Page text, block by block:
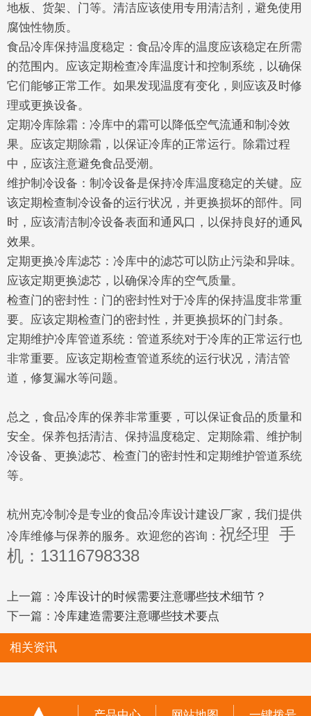
地板、货架、门等。清洁应该使用专用清洁剂，避免使用
腐蚀性物质。
食品冷库保持温度稳定：食品冷库的温度应该稳定在所需
的范围内。应该定期检查冷库温度计和控制系统，以确保
它们能够正常工作。如果发现温度有变化，则应该及时修
理或更换设备。
定期冷库除霜：冷库中的霜可以降低空气流通和制冷效
果。应该定期除霜，以保证冷库的正常运行。除霜过程
中，应该注意避免食品受潮。
维护制冷设备：制冷设备是保持冷库温度稳定的关键。应
该定期检查制冷设备的运行状况，并更换损坏的部件。同
时，应该清洁制冷设备表面和通风口，以保持良好的通风
效果。
定期更换冷库滤芯：冷库中的滤芯可以防止污染和异味。
应该定期更换滤芯，以确保冷库的空气质量。
检查门的密封性：门的密封性对于冷库的保持温度非常重
要。应该定期检查门的密封性，并更换损坏的门封条。
定期维护冷库管道系统：管道系统对于冷库的正常运行也
非常重要。应该定期检查管道系统的运行状况，清洁管
道，修复漏水等问题。
总之，食品冷库的保养非常重要，可以保证食品的质量和
安全。保养包括清洁、保持温度稳定、定期除霜、维护制
冷设备、更换滤芯、检查门的密封性和定期维护管道系统
等。
杭州克冷制冷是专业的食品冷库设计建设厂家，我们提供
冷库维修与保养的服务。欢迎您的咨询： 祝经理 手
机：13116798338
上一篇： 冷库设计的时候需要注意哪些技术细节？
下一篇： 冷库建造需要注意哪些技术要点
相关资讯